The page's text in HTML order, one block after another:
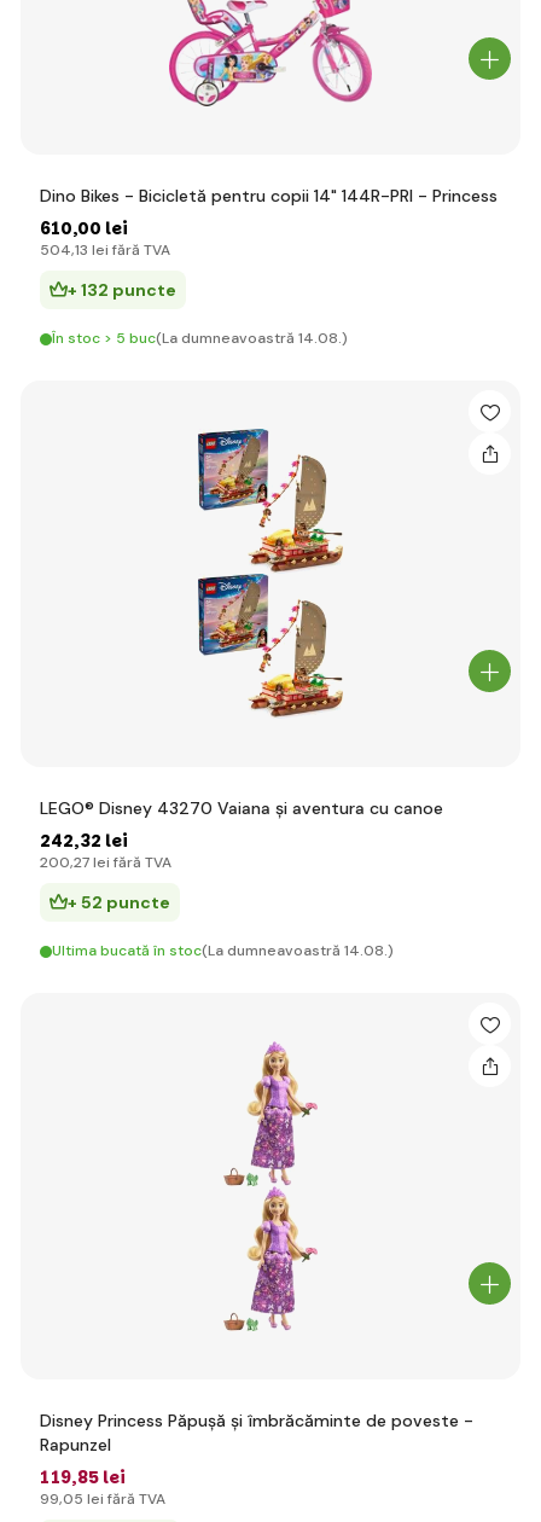
Dino Bikes - Bicicletă pentru copii 14" 144R-PRI - Princess
610,00 lei
504,13 lei fără TVA
+ 132 puncte
În stoc > 5 buc(La dumneavoastră 14.08.)
LEGO® Disney 43270 Vaiana și aventura cu canoe
242,32 lei
200,27 lei fără TVA
+ 52 puncte
Ultima bucată în stoc(La dumneavoastră 14.08.)
Disney Princess Păpușă și îmbrăcăminte de poveste -
Rapunzel
119,85 lei
99,05 lei fără TVA